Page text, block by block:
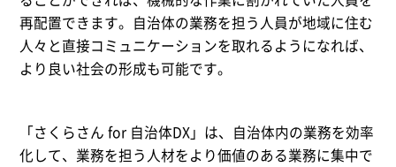
再配置できます。自治体の業務を担う人員が地域に住む
人々と直接コミュニケーションを取れるようになれば、
より良い社会の形成も可能です。
「さくらさん for 自治体DX」は、自治体内の業務を効率
化して、業務を担う人材をより価値のある業務に集中で